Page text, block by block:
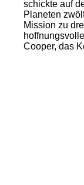
schickte auf
Planeten
Mission zu
Cooper, das